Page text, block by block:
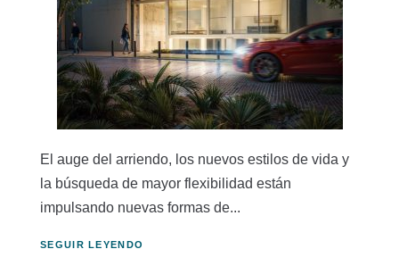
El auge del arriendo, los nuevos estilos de vida y
la búsqueda de mayor flexibilidad están
impulsando nuevas formas de...
SEGUIR LEYENDO